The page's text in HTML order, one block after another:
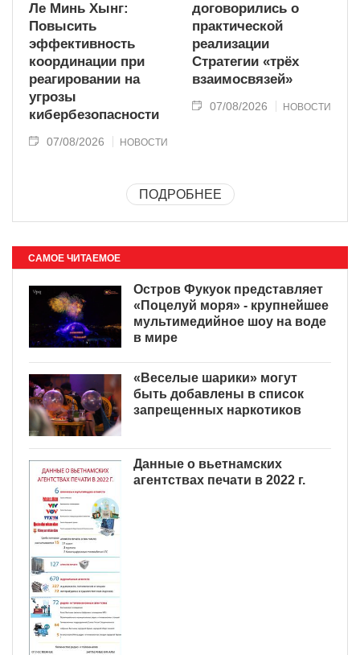
Ле Минь Хынг:
Повысить
эффективность
координации при
реагировании на
угрозы
кибербезопасности
07/08/2026 НОВОСТИ
договорились о
практической
реализации
Стратегии «трёх
взаимосвязей»
07/08/2026 НОВОСТИ
ПОДРОБНЕЕ
САМОЕ ЧИТАЕМОЕ
Остров Фукуок представляет
«Поцелуй моря» - крупнейшее
мультимедийное шоу на воде
в мире
«Веселые шарики» могут
быть добавлены в список
запрещенных наркотиков
Данные о вьетнамских
агентствах печати в 2022 г.